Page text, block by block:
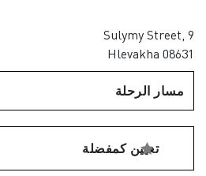
Sulymy Street, 9
08631 Hlevakha
مسار الرحلة
تعيين كمفضلة